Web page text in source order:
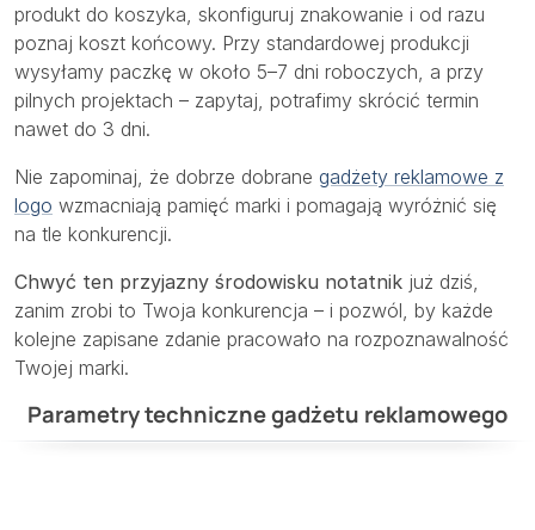
produkt do koszyka, skonfiguruj znakowanie i od razu
poznaj koszt końcowy. Przy standardowej produkcji
wysyłamy paczkę w około 5–7 dni roboczych, a przy
pilnych projektach – zapytaj, potrafimy skrócić termin
nawet do 3 dni.
Nie zapominaj, że dobrze dobrane gadżety reklamowe z
logo wzmacniają pamięć marki i pomagają wyróżnić się
na tle konkurencji.
Chwyć ten przyjazny środowisku notatnik już dziś,
zanim zrobi to Twoja konkurencja – i pozwól, by każde
kolejne zapisane zdanie pracowało na rozpoznawalność
Twojej marki.
Parametry techniczne gadżetu reklamowego